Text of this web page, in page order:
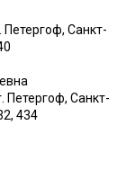
Петергоф, Санкт-
Петергоф, Санкт-
434